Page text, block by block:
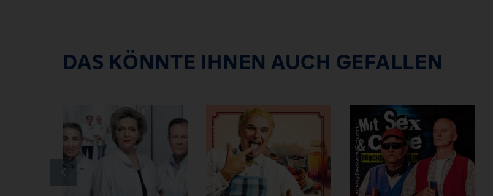
DAS KÖNNTE IHNEN AUCH GEFALLEN